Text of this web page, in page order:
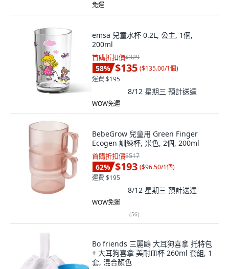
免運
emsa 兒童水杯 0.2L, 公主, 1個,
200ml
首購折扣價$329
58% $135 ($135.00/1個)
運費 $195
8/12 星期三 預計送達
WOW免運
BebeGrow 兒童用 Green Finger
Ecogen 訓練杯, 米色, 2個, 200ml
首購折扣價$517
62% $193 ($96.50/1個)
運費 $195
8/12 星期三 預計送達
WOW免運
(56)
Bo friends 三麗鷗 大耳狗喜拿 托特包
+ 大耳狗喜拿 美耐皿杯 260ml 套組, 1
套, 混合顏色